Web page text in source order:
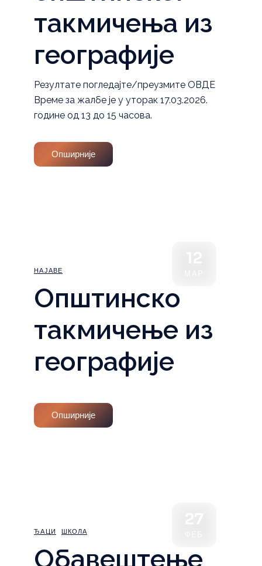
такмичења из
географије
Резултате погледајте/преузмите ОВДЕ
Време за жалбе је у уторак 17.03.2026.
године од 13 до 15 часова.
Опширније
НАЈАВЕ
Општинско
такмичење из
географије
Опширније
ЂАЦИ ШКОЛА
Обавештење